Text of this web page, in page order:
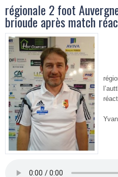
régionale 2 foot
brioude après match